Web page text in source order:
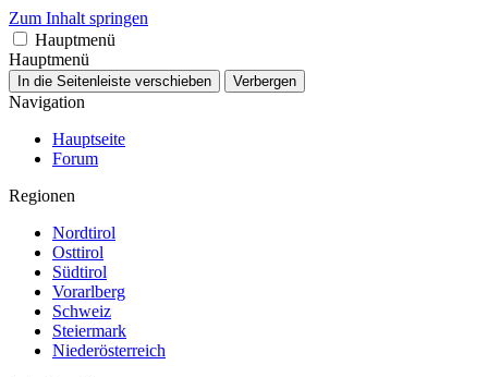
Zum Inhalt springen
Hauptmenü
Hauptmenü
In die Seitenleiste verschieben Verbergen
Navigation
Hauptseite
Forum
Regionen
Nordtirol
Osttirol
Südtirol
Vorarlberg
Schweiz
Steiermark
Niederösterreich